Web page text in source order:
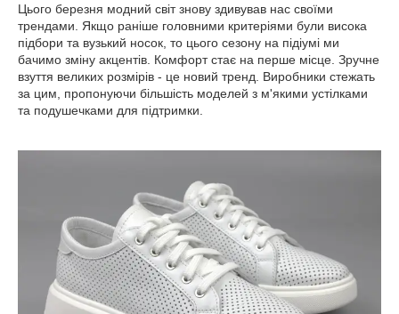
Цього березня модний світ знову здивував нас своїми
трендами. Якщо раніше головними критеріями були висока
підбори та вузький носок, то цього сезону на підіумі ми
бачимо зміну акцентів. Комфорт стає на перше місце. Зручне
взуття великих розмірів - це новий тренд. Виробники стежать
за цим, пропонуючи більшість моделей з м'якими устілками
та подушечками для підтримки.